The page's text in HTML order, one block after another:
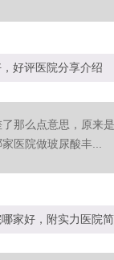
好评医院分享介绍
那么点意思，原来
医院做玻尿酸丰...
家好，附实力医院